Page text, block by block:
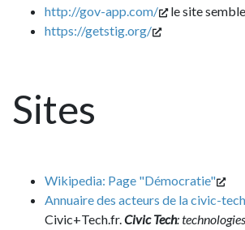
http://gov-app.com/
le site
https://getstig.org/
Sites
Wikipedia: Page "Démocratie"
Annuaire des acteurs de la civic-tech
Civic+Tech.fr. Civic Tech: